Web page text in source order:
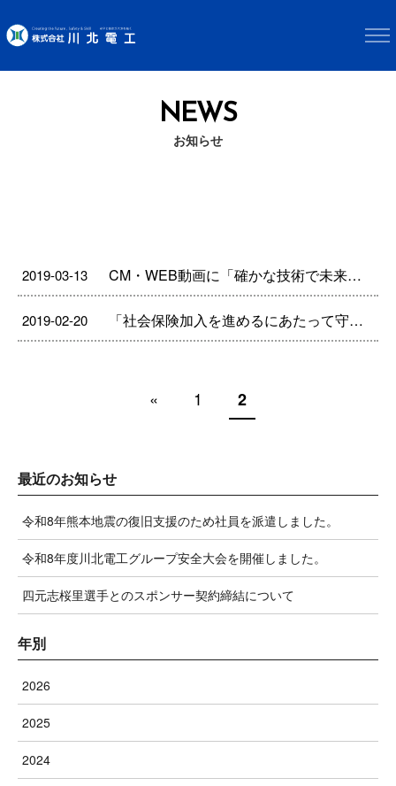
NEWS
お知らせ
2019-03-13 CM・WEB動画に「確かな技術で未来につなぐ篇（30秒）」を追加しました。
2019-02-20 「社会保険加入を進めるにあたって守るべき行動基準」の遵守を宣言しました
« 1 2
最近のお知らせ
令和8年熊本地震の復旧支援のため社員を派遣しました。
令和8年度川北電工グループ安全大会を開催しました。
四元志桜里選手とのスポンサー契約締結について
年別
2026
2025
2024